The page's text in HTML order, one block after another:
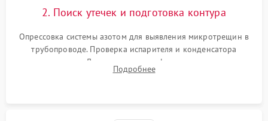
2. Поиск утечек и подготовка контура
Опрессовка системы азотом для выявления микротрещин в
трубопроводе. Проверка испарителя и конденсатора
течеискателем. Демонтаж старого фильтра-осушителя и
продувка капиллярной трубки для устранения засоров.
Подробнее